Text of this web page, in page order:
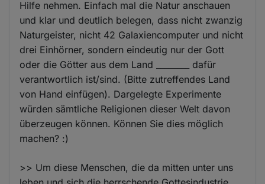
Hilfe nehmen. Einfach mal die Natur anschauen
und klar und deutlich belegen, dass nicht zwanzig
Naturgeister, nicht 42 Galaxiencomputer und nicht
drei Einhörner, sondern eindeutig nur der Gott
oder die Götter aus dem Land ________ dafür
verantwortlich ist/sind. (Bitte zutreffendes Land
von Hand einfügen). Dargelegte Experimente
würden sämtliche Religionen dieser Welt davon
überzeugen können. Können Sie dies möglich
machen? :)
>> Um diese Menschen, die da mitten unter uns